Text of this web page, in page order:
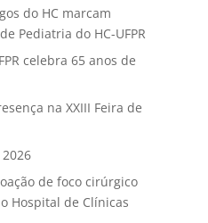
do HC marcam
Pediatria do HC-UFPR
celebra 65 anos de
na XXIII Feira de
de foco cirúrgico
Hospital de Clínicas